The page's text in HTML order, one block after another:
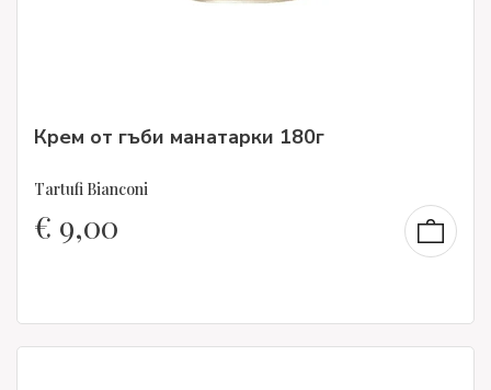
Крем от гъби манатарки 180г
Tartufi Bianconi
€ 9,00